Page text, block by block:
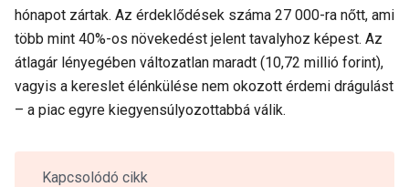
hónapot zártak. Az érdeklődések száma 27 000-ra nőtt, ami
több mint 40%-os növekedést jelent tavalyhoz képest. Az
átlagár lényegében változatlan maradt (10,72 millió forint),
vagyis a kereslet élénkülése nem okozott érdemi drágulást
– a piac egyre kiegyensúlyozottabbá válik.
Kapcsolódó cikk